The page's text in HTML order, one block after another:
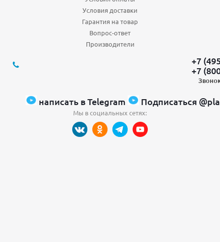
Условия доставки
Гарантия на товар
Вопрос-ответ
Производители
+7
+7
написать в Telegram Подписаться
Мы в социальных сетях: